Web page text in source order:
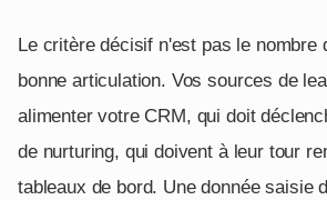
Le critère décisif n'est pas le nombre
bonne articulation. Vos sources de
alimenter votre CRM, qui doit
de nurturing, qui doivent à leur tour
tableaux de bord. Une donnée saisie